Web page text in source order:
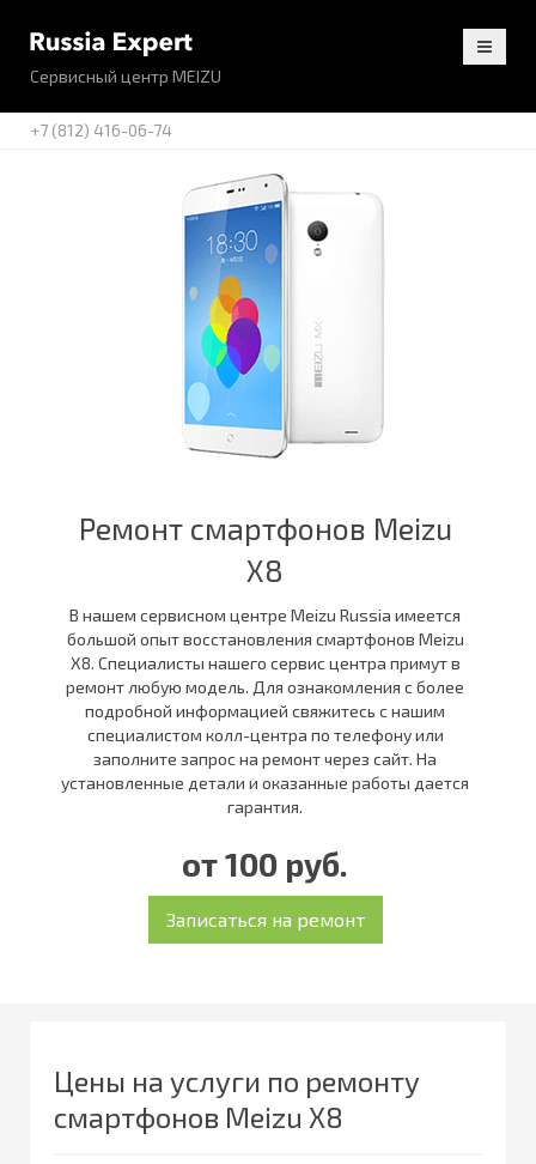
Сервисный центр MEIZU
+7 (812) 416-06-74
Ремонт смартфонов Meizu
X8
В нашем сервисном центре Meizu Russia имеется
большой опыт восстановления смартфонов Meizu
X8. Специалисты нашего сервис центра примут в
ремонт любую модель. Для ознакомления с более
подробной информацией свяжитесь с нашим
специалистом колл-центра по телефону или
заполните запрос на ремонт через сайт. На
установленные детали и оказанные работы дается
гарантия.
от 100 руб.
Цены на услуги по ремонту
смартфонов Meizu X8